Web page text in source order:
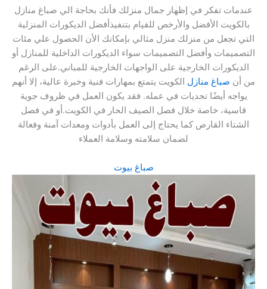
عندمات تفكر في إظهار جمال منزلك فأنك بحاجة الي صباغ منازل
بالكويت الأفضل والأرخص للقيام بتنفيذأفضل الديكورات المنزلية
التي تجعل من منزلك منزل مثالي بإمكانك الأن الحصول علي مئات
التصميمات وأفضل التصميمات سواء الديكورات الداخلية للمنازل أو
الديكورات الخارجية على الواجهات الخارجية للمباني.على الرغم
من أن صباغ منازل الكويت يتمتع بمهارات فنية وخبرة عالية، إلا أنهم
يواجه أيضًا تحديات في عمله. فقد يكون العمل في ظروف جوية
قاسية، خاصة خلال فصل الصيف الحار في الكويت.أو في فصل
الشتاء القارص كما يحتاج إلى العمل بأدوات ومعدات آمنة وفعالة
لضمان سلامته وسلامة العملاء
صباغ بيوت